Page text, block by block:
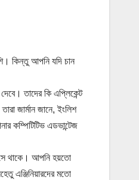
কিন্তু আপনি যদি চান
তাদের কি এপ্লিকেন্ট
জার্মান জানে, ইংলিশ
কম্পিটিটিভ এডভান্টেজ
থাকে। আপনি হয়তো
এঞ্জিনিয়ারদের মতো